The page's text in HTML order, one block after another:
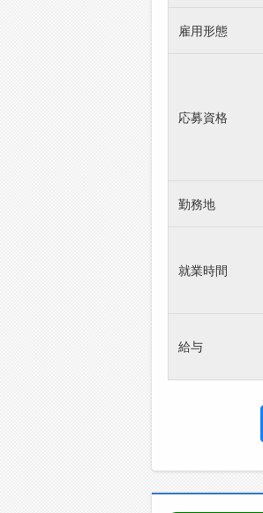
雇用形態
応募資格
勤務地
就業時間
給与